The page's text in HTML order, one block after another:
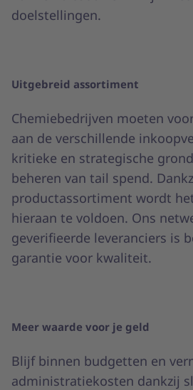
doelstellingen.
Uitgebreid assortiment
Chemiebedrijven moeten
aan de verschillende
kritieke en strategische
beheren van tail spend.
productassortiment wordt
hieraan te voldoen. Ons
geverifieerde leveranciers is
garantie voor kwaliteit.
Meer waarde voor je geld
Blijf binnen budgetten en
administratiekosten dankzij